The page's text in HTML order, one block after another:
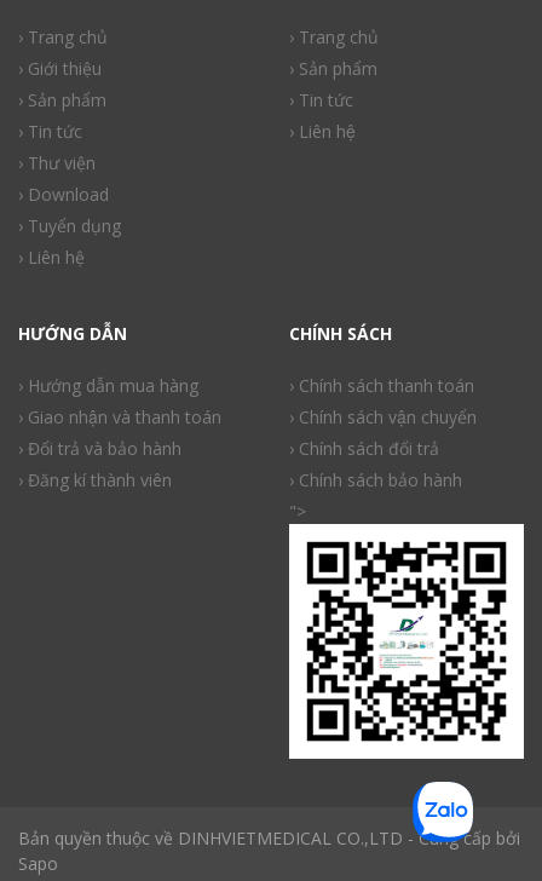
› Trang chủ
› Giới thiệu
› Sản phẩm
› Tin tức
› Thư viện
› Download
› Tuyển dụng
› Liên hệ
› Trang chủ
› Sản phẩm
› Tin tức
› Liên hệ
HƯỚNG DẪN
› Hướng dẫn mua hàng
› Giao nhận và thanh toán
› Đổi trả và bảo hành
› Đăng kí thành viên
CHÍNH SÁCH
› Chính sách thanh toán
› Chính sách vận chuyển
› Chính sách đổi trả
› Chính sách bảo hành
">
Bản quyền thuộc về DINHVIETMEDICAL CO.,LTD - Cung cấp bởi
Sapo